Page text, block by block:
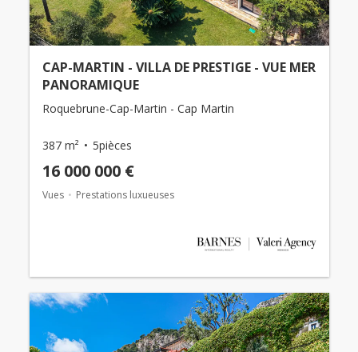
CAP-MARTIN - VILLA DE PRESTIGE - VUE MER
PANORAMIQUE
Roquebrune-Cap-Martin - Cap Martin
387 m² 5pièces
16 000 000 €
Vues Prestations luxueuses